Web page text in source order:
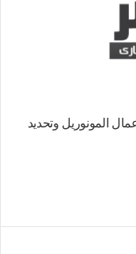
أعمال المونوريل وتحديد